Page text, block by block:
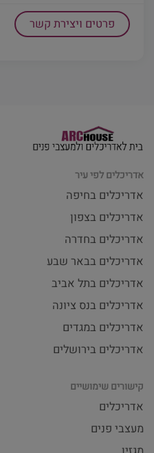
פרטים ויצירת קשר
אדריכלים לפי עיר
אדריכלים בחיפה
אדריכלים בצפון
אדריכלים בחדרה
אדריכלים בבאר שבע
אדריכלים בתל אביב
אדריכלים בנס ציונה
אדריכלים במגדים
אדריכלים בירושלים
קישורים שימושיים
אדריכלים
מעצבי פנים